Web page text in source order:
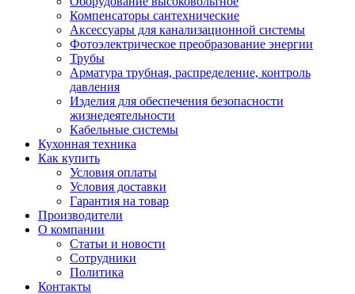
Компенсаторы сантехнические
Аксессуары для канализационной системы
Фотоэлектрическое преобразование энергии
Трубы
Арматура трубная, распределение, контроль
давления
Изделия для обеспечения безопасности
жизнедеятельности
Кабельные системы
Кухонная техника
Как купить
Условия оплаты
Условия доставки
Гарантия на товар
Производители
О компании
Статьи и новости
Сотрудники
Политика
Контакты